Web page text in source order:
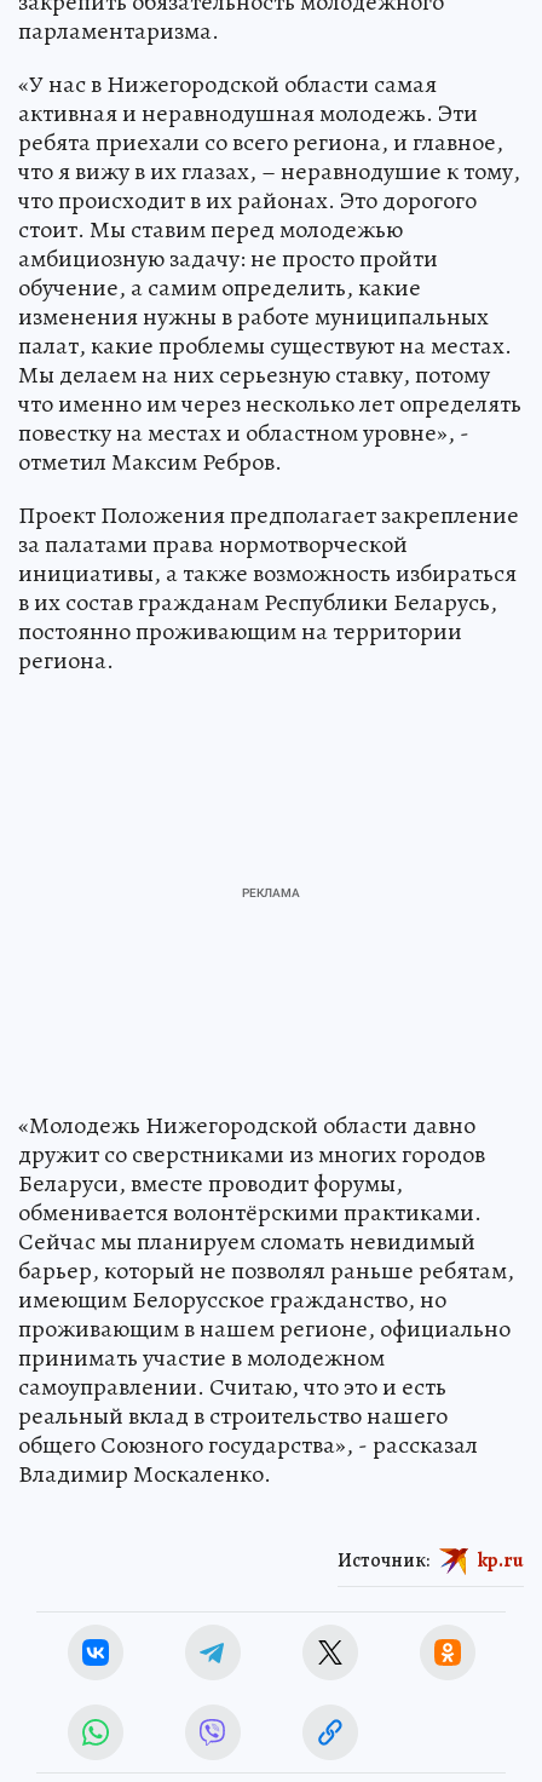
парламентаризма.
«У нас в Нижегородской области самая
активная и неравнодушная молодежь. Эти
ребята приехали со всего региона, и главное,
что я вижу в их глазах, – неравнодушие к тому,
что происходит в их районах. Это дорогого
стоит. Мы ставим перед молодежью
амбициозную задачу: не просто пройти
обучение, а самим определить, какие
изменения нужны в работе муниципальных
палат, какие проблемы существуют на местах.
Мы делаем на них серьезную ставку, потому
что именно им через несколько лет определять
повестку на местах и областном уровне», -
отметил Максим Ребров.
Проект Положения предполагает закрепление
за палатами права нормотворческой
инициативы, а также возможность избираться
в их состав гражданам Республики Беларусь,
постоянно проживающим на территории
региона.
«Молодежь Нижегородской области давно
дружит со сверстниками из многих городов
Беларуси, вместе проводит форумы,
обменивается волонтёрскими практиками.
Сейчас мы планируем сломать невидимый
барьер, который не позволял раньше ребятам,
имеющим Белорусское гражданство, но
проживающим в нашем регионе, официально
принимать участие в молодежном
самоуправлении. Считаю, что это и есть
реальный вклад в строительство нашего
общего Союзного государства», - рассказал
Владимир Москаленко.
Источник: kp.ru